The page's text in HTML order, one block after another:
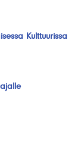
Kulttuurissa